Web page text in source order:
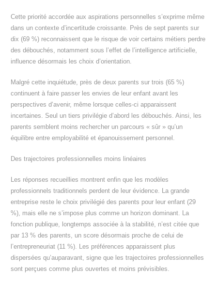
Cette priorité accordée aux aspirations personnelles s’exprime même
dans un contexte d’incertitude croissante. Près de sept parents sur
dix (69 %) reconnaissent que le risque de voir certains métiers perdre
des débouchés, notamment sous l’effet de l’intelligence artificielle,
influence désormais les choix d’orientation.
Malgré cette inquiétude, près de deux parents sur trois (65 %)
continuent à faire passer les envies de leur enfant avant les
perspectives d’avenir, même lorsque celles-ci apparaissent
incertaines. Seul un tiers privilégie d’abord les débouchés. Ainsi, les
parents semblent moins rechercher un parcours « sûr » qu’un
équilibre entre employabilité et épanouissement personnel.
Des trajectoires professionnelles moins linéaires
Les réponses recueillies montrent enfin que les modèles
professionnels traditionnels perdent de leur évidence. La grande
entreprise reste le choix privilégié des parents pour leur enfant (29
%), mais elle ne s’impose plus comme un horizon dominant. La
fonction publique, longtemps associée à la stabilité, n’est citée que
par 13 % des parents, un score désormais proche de celui de
l’entrepreneuriat (11 %). Les préférences apparaissent plus
dispersées qu’auparavant, signe que les trajectoires professionnelles
sont perçues comme plus ouvertes et moins prévisibles.